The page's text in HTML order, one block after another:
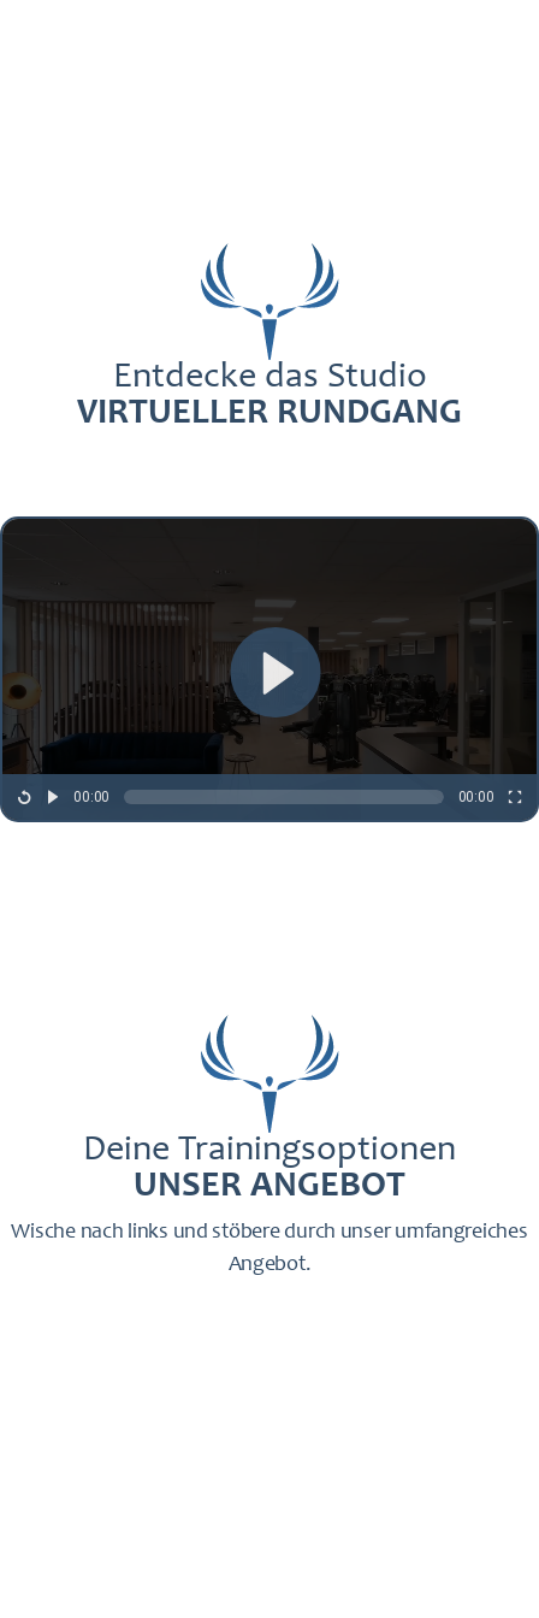
Entdecke das Studio
VIRTUELLER RUNDGANG
00:00 00:00
Deine Trainingsoptionen
UNSER ANGEBOT
Wische nach links und stöbere durch unser umfangreiches
Angebot.